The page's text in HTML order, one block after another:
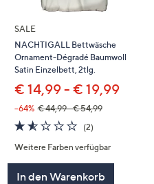
SALE
NACHTIGALL Bettwäsche
Ornament-Dégradé Baumwoll
Satin Einzelbett, 2tlg.
€ 14,99 - € 19,99
--64% € 44,99 - € 54,99
1.5
von
5
(2)
Weitere Farben verfügbar
In den Warenkorb